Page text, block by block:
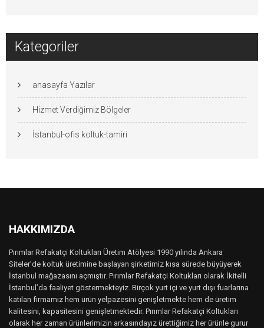
Kategoriler
anasayfa Yazılar
Hizmet Verdiğimiz Bölgeler
İstanbul-ofis koltuk-tamiri
HAKKIMIZDA
Pırımlar Refakatçi Koltukları Üretim Atölyesi 1990 yılında Ankara
Siteler’de koltuk üretimine başlayan şirketimiz kısa sürede büyüyerek
İstanbul mağazasını açmıştır. Pırımlar Refakatçi Koltukları olarak İkitelli
İstanbul’da faaliyet göstermekteyiz. Birçok yurt içi ve yurt dışı fuarlarına
katılan firmamız hem ürün yelpazesini genişletmekte hem de üretim
kalitesini, kapasitesini genişletmektedir. Pırımlar Refakatçi Koltukları
olarak her zaman ürünlerimizin arkasındayız ürettiğimiz her ürünle gurur